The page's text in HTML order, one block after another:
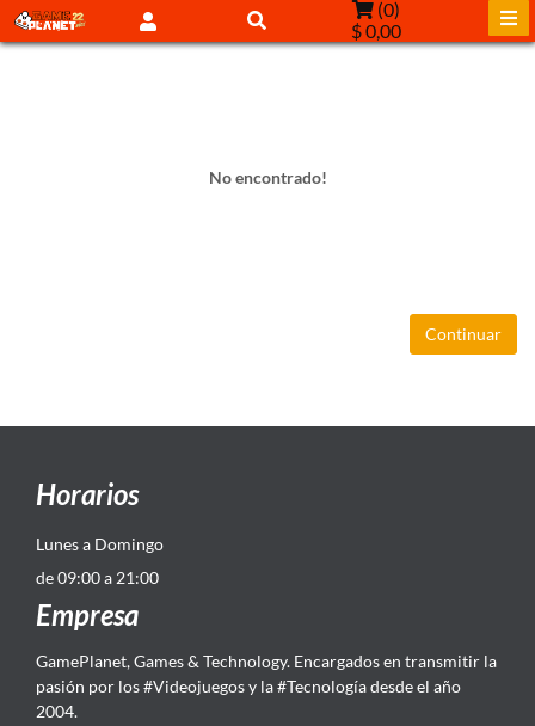
(0)
$ 0,00
No encontrado!
Continuar
Horarios
Lunes a Domingo
de 09:00 a 21:00
Empresa
GamePlanet, Games & Technology. Encargados en transmitir la
pasión por los #Videojuegos y la #Tecnología desde el año
2004.